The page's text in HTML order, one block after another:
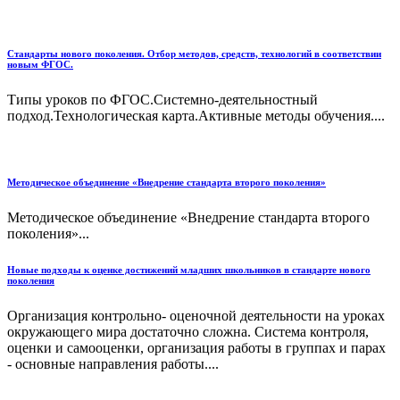
Стандарты нового поколения. Отбор методов, средств, технологий в соответствии
новым ФГОС.
Типы уроков по ФГОС.Системно-деятельностный
подход.Технологическая карта.Активные методы обучения....
Методическое объединение «Внедрение стандарта второго поколения»
Методическое объединение «Внедрение стандарта второго
поколения»...
Новые подходы к оценке достижений младших школьников в стандарте нового
поколения
Организация контрольно- оценочной деятельности на уроках
окружающего мира достаточно сложна. Система контроля,
оценки и самооценки, организация работы в группах и парах
- основные направления работы....